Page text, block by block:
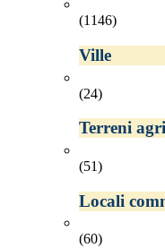
(1146)
Ville
(24)
Terreni
(51)
Locali
(60)